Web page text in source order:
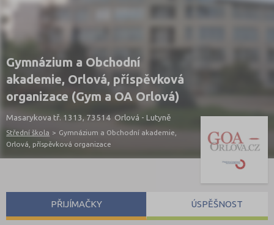
Gymnázium a Obchodní
akademie, Orlová, příspěvková
organizace (Gym a OA Orlová)
Masarykova tř. 1313, 73514 Orlová - Lutyně
Střední škola > Gymnázium a Obchodní akademie,
Orlová, příspěvková organizace
PŘIJÍMAČKY ÚSPĚŠNOST